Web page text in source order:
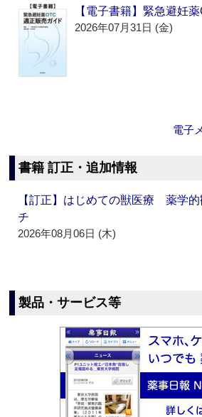
【電子書籍】緊急避妊
2026年07月31日 (金)
電子
書籍 訂正・追加情報
【訂正】はじめての獣医療 薬学
チ
2026年08月06日 (木)
製品・サービス等